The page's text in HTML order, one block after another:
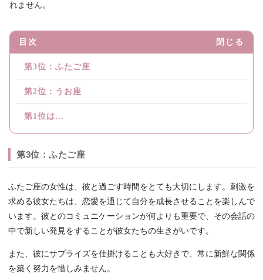
れません。
目次 閉じる
第3位：ふたご座
第2位：うお座
第1位は...
第3位：ふたご座
ふたご座の女性は、彼と過ごす時間をとても大切にします。刺激を
求める彼女たちは、恋愛を通じて自分を成長させることを楽しんで
います。彼とのコミュニケーションが何よりも重要で、その会話の
中で新しい発見をすることが彼女たちの生きがいです。
また、彼にサプライズを仕掛けることも大好きで、常に新鮮な関係
を築く努力を惜しみません。